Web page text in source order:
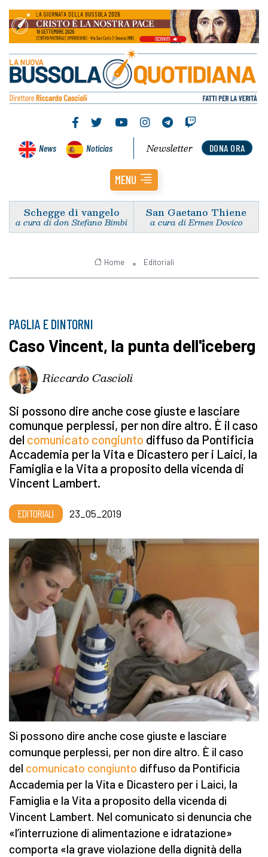
News Noticias DONA ORA
Newsletter
MENU
Schegge di vangelo
a cura di don Stefano Bimbi
San Gaetano Thiene
a cura di Ermes Dovico
Home Editoriali
PAGLIA E DINTORNI
Caso Vincent, la punta dell'iceberg
Riccardo Cascioli
Si possono dire anche cose giuste e lasciare
comunque perplessi, per non dire altro. È il caso
del comunicato congiunto diffuso da Pontificia
Accademia per la Vita e Dicastero per i Laici, la
Famiglia e la Vita a proposito della vicenda di
Vincent Lambert.
EDITORIALI 23_05_2019
Si possono dire anche cose giuste e lasciare
comunque perplessi, per non dire altro. È il caso
del comunicato congiunto diffuso da Pontificia
Accademia per la Vita e Dicastero per i Laici, la
Famiglia e la Vita a proposito della vicenda di
Vincent Lambert. Nel comunicato si denuncia che
«l’interruzione di alimentazione e idratazione»
comporta «la grave violazione della dignità della